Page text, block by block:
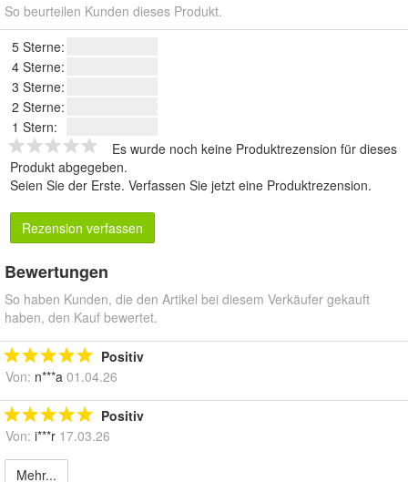
So beurteilen Kunden dieses Produkt.
5 Sterne:
4 Sterne:
3 Sterne:
2 Sterne:
1 Stern:
Es wurde noch keine Produktrezension für dieses
Produkt abgegeben.
Seien Sie der Erste. Verfassen Sie jetzt eine Produktrezension.
Rezension verfassen
Bewertungen
So haben Kunden, die den Artikel bei diesem Verkäufer gekauft
haben, den Kauf bewertet.
Positiv
Von: n***a 01.04.26
Positiv
Von: i***r 17.03.26
Mehr...